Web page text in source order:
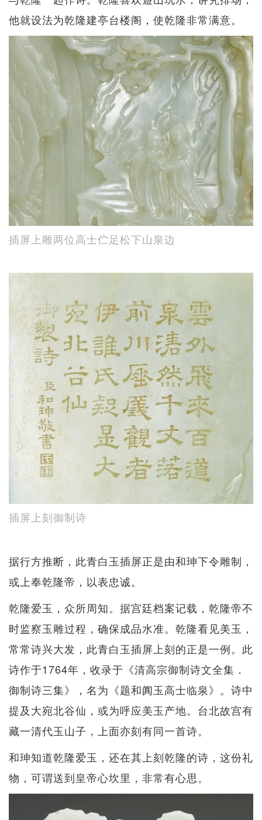
他就设法为乾隆建亭台楼阁，使乾隆非常满意。
插屏上雕两位高士伫足松下山泉边
插屏上刻御制诗
据行方推断，此青白玉插屏正是由和珅下令雕制，
或上奉乾隆帝，以表忠诚。
乾隆爱玉，众所周知。据宫廷档案记载，乾隆帝不
时监察玉雕过程，确保成品水准。乾隆看见美玉，
常常诗兴大发，此青白玉插屏上刻的正是一例。此
诗作于1764年，收录于《清高宗御制诗文全集．
御制诗三集》，名为《题和阗玉高士临泉》。诗中
提及大宛北谷仙，或为呼应美玉产地。台北故宫有
藏一清代玉山子，上面亦刻有同一首诗。
和珅知道乾隆爱玉，还在其上刻乾隆的诗，这份礼
物，可谓送到皇帝心坎里，非常有心思。